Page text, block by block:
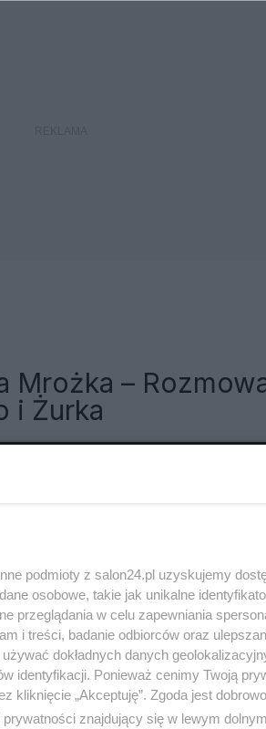
Mrożka –
i Żurka
podmioty z salon24.pl uzyskujemy
osobowe, takie jak unikalne
przeglądania w celu zapewniania
i treści, badanie odbiorców oraz
dokładnych danych
identyfikacji. Ponieważ cenimy Twoją
kliknięcie „Akceptuję”. Zgoda jest
znajdujący się w lewym